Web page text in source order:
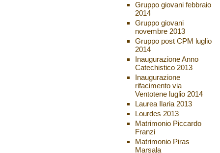
Gruppo giovani febbraio
2014
Gruppo giovani
novembre 2013
Gruppo post CPM luglio
2014
Inaugurazione Anno
Catechistico 2013
Inaugurazione
rifacimento via
Ventotene luglio 2014
Laurea Ilaria 2013
Lourdes 2013
Matrimonio Piccardo
Franzi
Matrimonio Piras
Marsala